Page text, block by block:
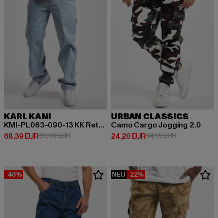
KARL KANI
KMI-PL063-090-13 KK Retro Baggy Workwear Denim
68,39 EUR
Derzeitiger Preis: 68,39 EUR
89,99 EURAktionspreis: 89,99 EUR
URBAN CLASSICS
Camo Cargo Jogging 2.0
24,20 EUR
Derzeitiger Preis: 24,20 EUR
54,99 EURAktionspreis:
-48% NEU -22%